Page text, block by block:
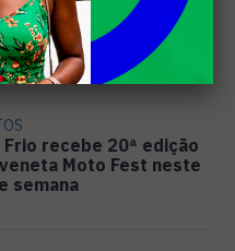
Frio recebe 20ª edição
Moto Fest neste
semana